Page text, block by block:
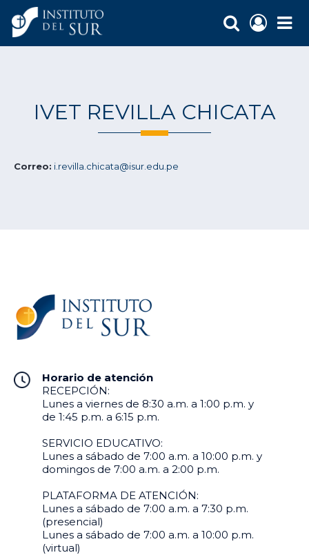
IVET REVILLA CHICATA
Correo: i.revilla.chicata@isur.edu.pe
Horario de atención
RECEPCIÓN:
Lunes a viernes de 8:30 a.m. a 1:00 p.m. y
de 1:45 p.m. a 6:15 p.m.
SERVICIO EDUCATIVO:
Lunes a sábado de 7:00 a.m. a 10:00 p.m. y
domingos de 7:00 a.m. a 2:00 p.m.
PLATAFORMA DE ATENCIÓN:
Lunes a sábado de 7:00 a.m. a 7:30 p.m.
(presencial)
Lunes a sábado de 7:00 a.m. a 10:00 p.m.
(virtual)